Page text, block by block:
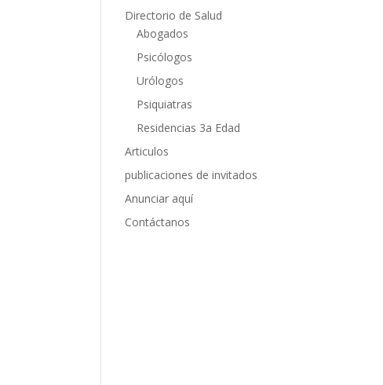
Directorio de Salud
Abogados
Psicólogos
Urólogos
Psiquiatras
Residencias 3a Edad
Articulos
publicaciones de invitados
Anunciar aquí
Contáctanos